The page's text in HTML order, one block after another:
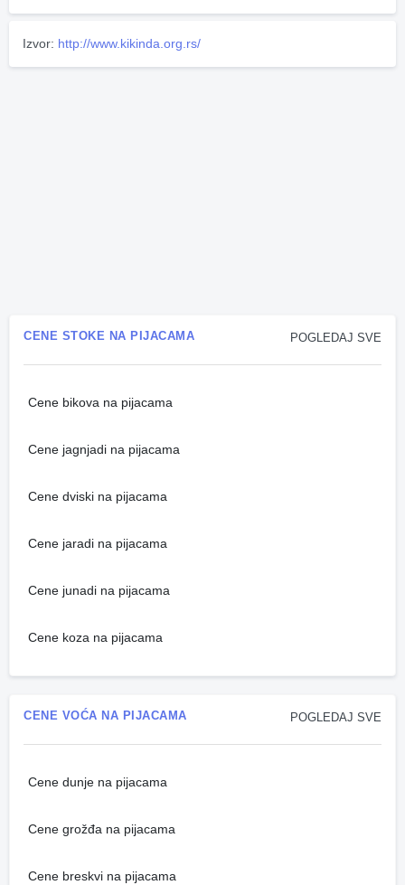
Izvor: http://www.kikinda.org.rs/
POGLEDAJ SVE
CENE STOKE NA PIJACAMA
Cene bikova na pijacama
Cene jagnjadi na pijacama
Cene dviski na pijacama
Cene jaradi na pijacama
Cene junadi na pijacama
Cene koza na pijacama
POGLEDAJ SVE
CENE VOĆA NA PIJACAMA
Cene dunje na pijacama
Cene grožđa na pijacama
Cene breskvi na pijacama